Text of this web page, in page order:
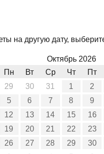
на другую дату,
Октябрь 2026
Пн
Вт Ср Чт
Пт
29
30 31 1
2
5
6 7 8
9
12
13 14 15
16
19
20 21 22
23
26
27 28 29
30